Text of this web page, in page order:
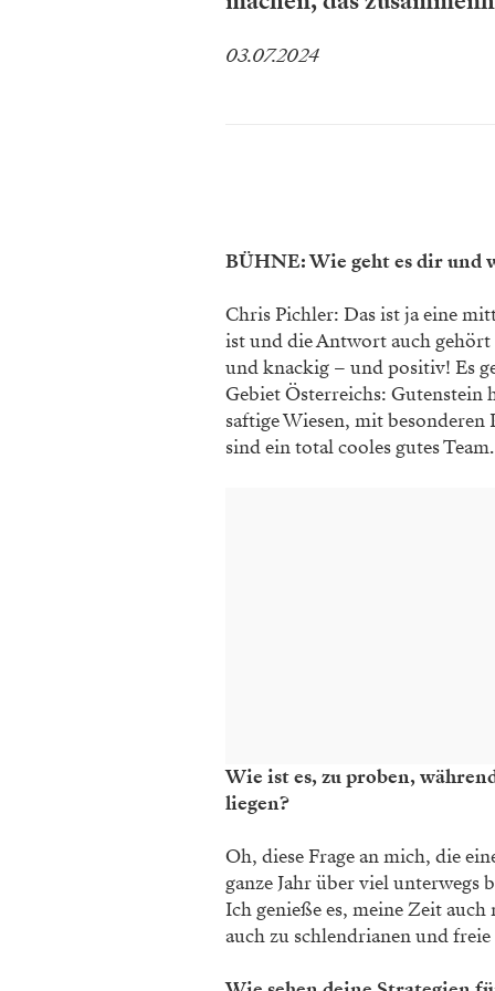
03.07.2024
BÜHNE: Wie geht es dir und
Chris Pichler: Das ist ja eine
ist und die Antwort auch
und knackig – und positiv! Es
Gebiet Österreichs: Gutenstein
saftige Wiesen, mit
sind ein total cooles gutes
Wie ist es, zu proben,
liegen?
Oh, diese Frage an mich, die
ganze Jahr über viel
Ich genieße es, meine Zeit
auch zu schlendrianen und